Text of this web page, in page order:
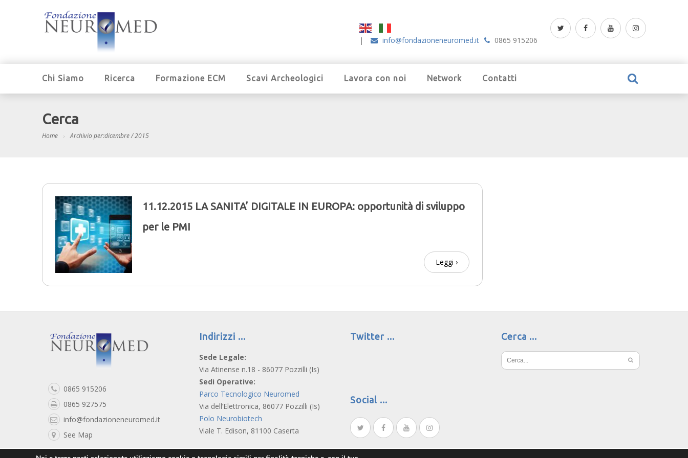
| info@fondazioneneuromed.it 0865 915206
Chi Siamo Ricerca Formazione ECM Scavi Archeologici Lavora con noi Network Contatti
Cerca
Home Archivio per:dicembre / 2015
11.12.2015 LA SANITA’ DIGITALE IN EUROPA: opportunità di sviluppo
per le PMI
Leggi ›
0865 915206
0865 927575
info@fondazioneneuromed.it
See Map
Indirizzi
Sede Legale:
Via Atinense n.18 - 86077 Pozzilli (Is)
Sedi Operative:
Parco Tecnologico Neuromed
Via dell’Elettronica, 86077 Pozzilli (Is)
Polo Neurobiotech
Viale T. Edison, 81100 Caserta
Twitter Cerca
Social